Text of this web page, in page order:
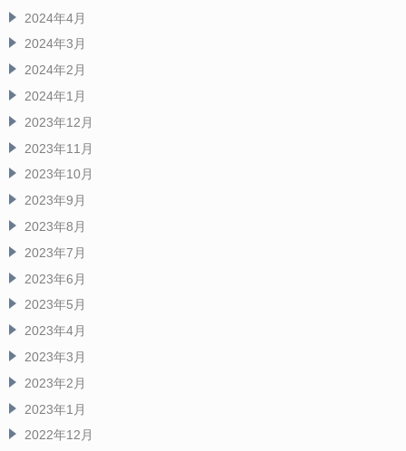
2024年4月
2024年3月
2024年2月
2024年1月
2023年12月
2023年11月
2023年10月
2023年9月
2023年8月
2023年7月
2023年6月
2023年5月
2023年4月
2023年3月
2023年2月
2023年1月
2022年12月